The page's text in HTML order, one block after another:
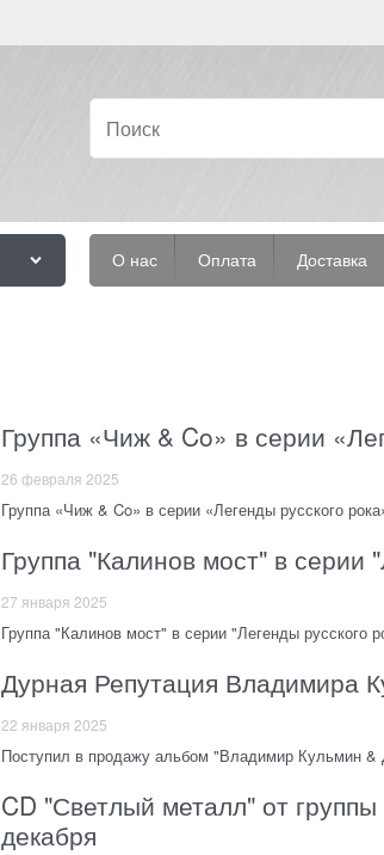
О нас Оплата Доставка
Группа «Чиж & Co» в серии
26 февраля 2025
Группа «Чиж & Co» в серии «Легенды русского
Группа "Калинов мост" в серии
27 января 2025
Группа "Калинов мост" в серии "Легенды русского
Дурная Репутация Владимира
22 января 2025
Поступил в продажу альбом "Владимир Кульмин &
CD "Светлый металл" от
декабря